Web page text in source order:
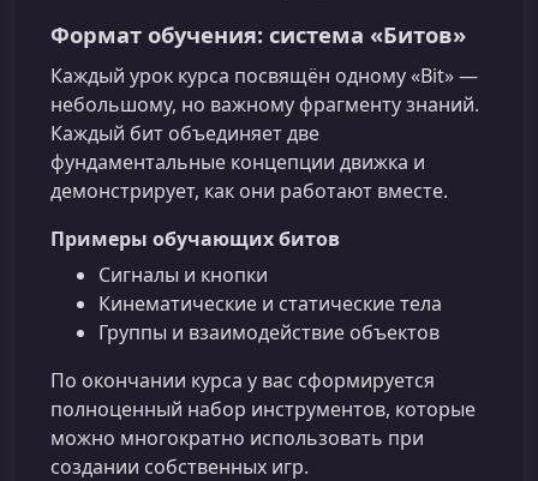
Формат обучения: система «Битов»
Каждый урок курса посвящён одному «Bit» —
небольшому, но важному фрагменту знаний.
Каждый бит объединяет две
фундаментальные концепции движка и
демонстрирует, как они работают вместе.
Примеры обучающих битов
Сигналы и кнопки
Кинематические и статические тела
Группы и взаимодействие объектов
По окончании курса у вас сформируется
полноценный набор инструментов, которые
можно многократно использовать при
создании собственных игр.